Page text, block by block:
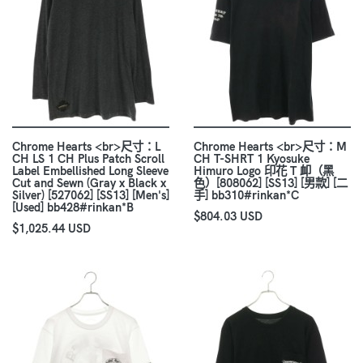
Chrome Hearts <br>尺寸：L
CH LS 1 CH Plus Patch Scroll
Label Embellished Long Sleeve
Cut and Sewn (Gray x Black x
Silver) [527062] [SS13] [Men's]
[Used] bb428#rinkan*B
$1,025.44 USD
Chrome Hearts <br>尺寸：M
CH T-SHRT 1 Kyosuke
Himuro Logo 印花 T 卹（黑
色）[808062] [SS13] [男款] [二
手] bb310#rinkan*C
$804.03 USD